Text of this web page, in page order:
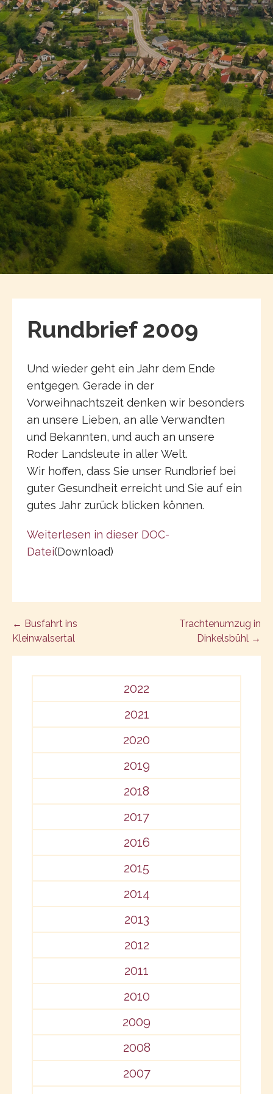
Rundbrief 2009
Und wieder geht ein Jahr dem Ende
entgegen. Gerade in der
Vorweihnachtszeit denken wir besonders
an unsere Lieben, an alle Verwandten
und Bekannten, und auch an unsere
Roder Landsleute in aller Welt.
Wir hoffen, dass Sie unser Rundbrief bei
guter Gesundheit erreicht und Sie auf ein
gutes Jahr zurück blicken können.
Weiterlesen in dieser DOC-
Datei(Download)
Post
navigation
← Busfahrt ins
Kleinwalsertal
Trachtenumzug in
Dinkelsbühl →
2022
2021
2020
2019
2018
2017
2016
2015
2014
2013
2012
2011
2010
2009
2008
2007